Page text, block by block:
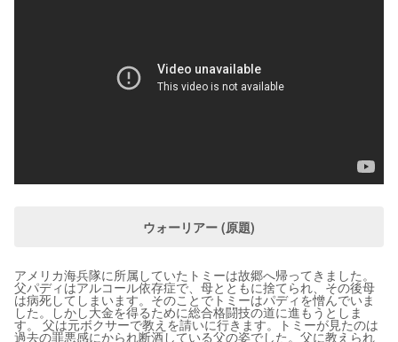
ウォーリアー (原題)
アメリカ海兵隊に所属していたトミーは故郷へ帰ってきました。
父パディはアルコール依存症で、母とともに捨てられ、その後母
は病死してしまいます。そのことでトミーはパディを憎んでいま
した。しかし大金を得るために総合格闘技の道に進もうとしま
す。 父は元ボクサーで教えを請いに行きます。トミーが見たのは
過去の罪悪感にかられ断酒している父の姿でした。父に教えられ